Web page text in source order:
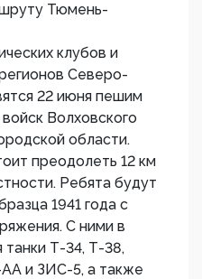
Тюмень-
клубов и
Северо-
22 июня пешим
Волховского
области.
преодолеть 12 км
Ребята будут
1941 года с
С ними в
танки Т-34, Т-38,
и ЗИС-5, а также